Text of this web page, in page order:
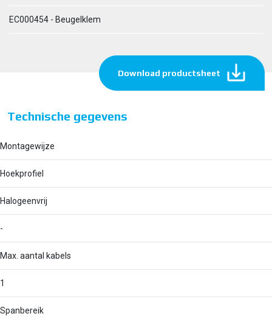
EC000454 - Beugelklem
Download productsheet
Technische gegevens
Montagewijze
Hoekprofiel
Halogeenvrij
-
Max. aantal kabels
1
Spanbereik